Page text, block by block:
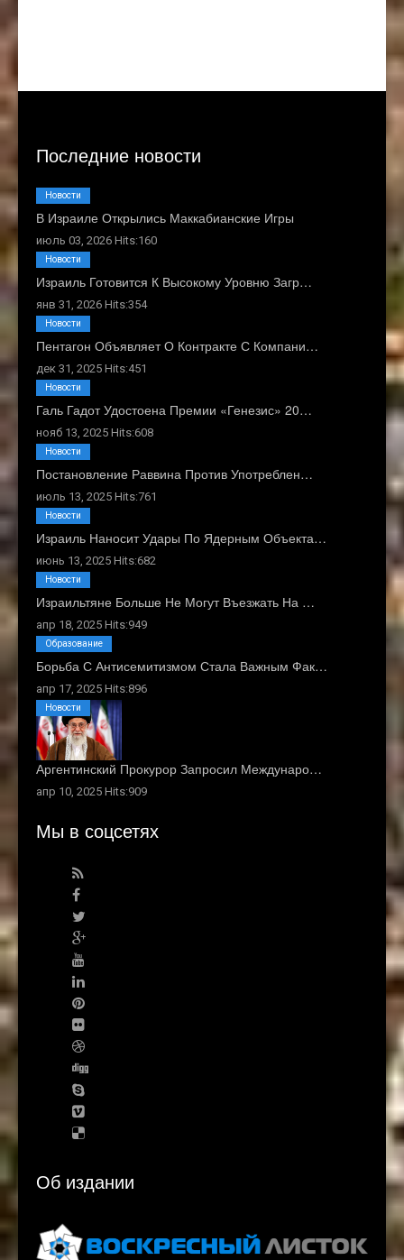
Последние новости
В Израиле Открылись Маккабианские Игры
июль 03, 2026 Hits:160
Новости
Израиль Готовится К Высокому Уровню Загр…
янв 31, 2026 Hits:354
Новости
Пентагон Объявляет О Контракте С Компани…
дек 31, 2025 Hits:451
Новости
Галь Гадот Удостоена Премии «Генезис» 20…
нояб 13, 2025 Hits:608
Новости
Постановление Раввина Против Употреблен…
июль 13, 2025 Hits:761
Новости
Израиль Наносит Удары По Ядерным Объекта…
июнь 13, 2025 Hits:682
Новости
Израильтяне Больше Не Могут Въезжать На …
апр 18, 2025 Hits:949
Новости
Борьба С Антисемитизмом Стала Важным Фак…
апр 17, 2025 Hits:896
Образование
Аргентинский Прокурор Запросил Междунаро…
апр 10, 2025 Hits:909
Новости
Мы в соцсетях
Об издании